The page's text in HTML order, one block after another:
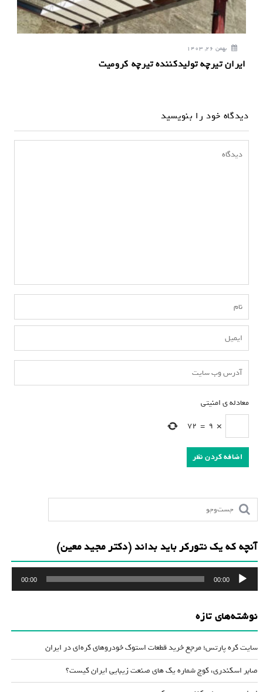
بهمن 26, 1403
ایران تیرچه تولیدکننده تیرچه کرومیت
دیدگاه خود را بنویسید
معادله ی امنیتی
×
9
=
72
آنچه که یک نتورکر باید بداند (دکتر مجید معین)
پخش‌کننده
صوت
00:00
00:00
نوشته‌های تازه
سایت کره پارتس؛ مرجع خرید قطعات استوک خودروهای کره‌ای در ایران
صابر اسکندری، کوچ شماره یک های صنعت زیبایی ایران کیست؟